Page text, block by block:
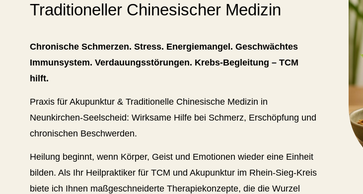
Traditioneller Chinesischer Medizin
Chronische Schmerzen. Stress. Energiemangel. Geschwächtes
Immunsystem. Verdauungsstörungen. Krebs-Begleitung – TCM
hilft.
Praxis für Akupunktur & Traditionelle Chinesische Medizin in
Neunkirchen-Seelscheid: Wirksame Hilfe bei Schmerz, Erschöpfung und
chronischen Beschwerden.
Heilung beginnt, wenn Körper, Geist und Emotionen wieder eine Einheit
bilden. Als Ihr Heilpraktiker für TCM und Akupunktur im Rhein-Sieg-Kreis
biete ich Ihnen maßgeschneiderte Therapiekonzepte, die die Wurzel